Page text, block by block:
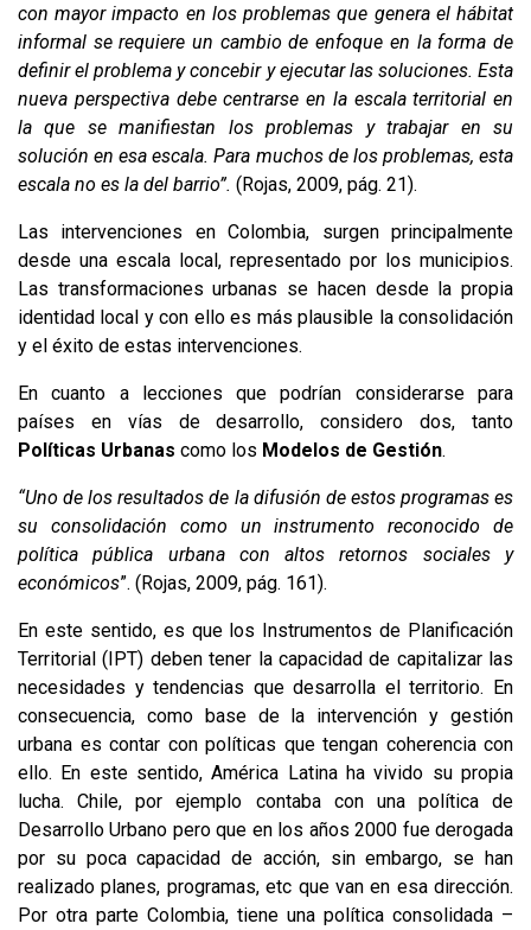
con mayor impacto en los problemas que genera el hábitat
informal se requiere un cambio de enfoque en la forma de
definir el problema y concebir y ejecutar las soluciones. Esta
nueva perspectiva debe centrarse en la escala territorial en
la que se manifiestan los problemas y trabajar en su
solución en esa escala. Para muchos de los problemas, esta
escala no es la del barrio”. (Rojas, 2009, pág. 21).
Las intervenciones en Colombia, surgen principalmente
desde una escala local, representado por los municipios.
Las transformaciones urbanas se hacen desde la propia
identidad local y con ello es más plausible la consolidación
y el éxito de estas intervenciones.
En cuanto a lecciones que podrían considerarse para
países en vías de desarrollo, considero dos, tanto
Políticas Urbanas como los Modelos de Gestión.
“Uno de los resultados de la difusión de estos programas es
su consolidación como un instrumento reconocido de
política pública urbana con altos retornos sociales y
económicos”. (Rojas, 2009, pág. 161).
En este sentido, es que los Instrumentos de Planificación
Territorial (IPT) deben tener la capacidad de capitalizar las
necesidades y tendencias que desarrolla el territorio. En
consecuencia, como base de la intervención y gestión
urbana es contar con políticas que tengan coherencia con
ello. En este sentido, América Latina ha vivido su propia
lucha. Chile, por ejemplo contaba con una política de
Desarrollo Urbano pero que en los años 2000 fue derogada
por su poca capacidad de acción, sin embargo, se han
realizado planes, programas, etc que van en esa dirección.
Por otra parte Colombia, tiene una política consolidada –